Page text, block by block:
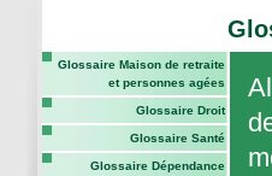
Glossaire Maison de retraite
et personnes agées
Glossaire Droit
Glossaire Santé
Glossaire Dépendance